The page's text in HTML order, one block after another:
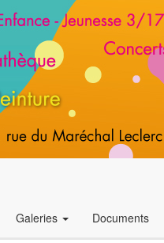
Galeries Documents